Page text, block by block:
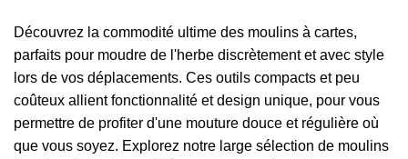
Découvrez la commodité ultime des moulins à cartes,
parfaits pour moudre de l'herbe discrètement et avec style
lors de vos déplacements. Ces outils compacts et peu
coûteux allient fonctionnalité et design unique, pour vous
permettre de profiter d'une mouture douce et régulière où
que vous soyez. Explorez notre large sélection de moulins